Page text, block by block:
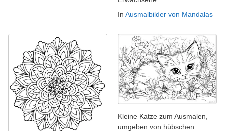
In Ausmalbilder von Mandalas
Kleine Katze zum Ausmalen,
umgeben von hübschen